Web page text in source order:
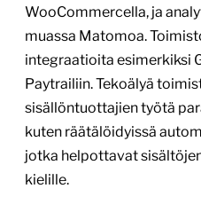
WooCommercella, ja
muassa Matomoa.
integraatioita esimerkiksi
Paytrailiin. Tekoälyä
sisällöntuottajien työtä
kuten räätälöidyissä
jotka helpottavat
kielille.